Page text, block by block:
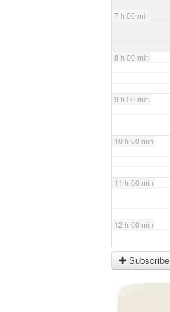
7 h 00 min
8 h 00 min
9 h 00 min
10 h 00 min
11 h 00 min
12 h 00 min
13 h 00 min
Subscribe